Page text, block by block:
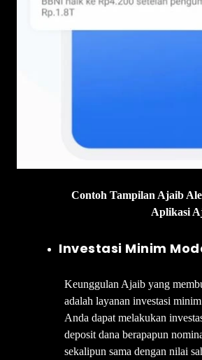
Contoh Tampilan Ajaib
Aplikasi
Investasi Minim
Keunggulan Ajaib yang
adalah layanan investasi
Anda dapat melakukan
deposit dana berapapun
sekalipun sama dengan nilai